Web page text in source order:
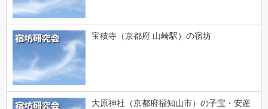
宝積寺（京都府 山崎駅）の宿坊
大原神社（京都府福知山市）の子宝・安産